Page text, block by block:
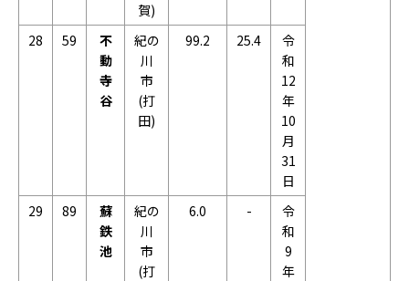
賀)
28 59
不
動
寺
谷
紀の
川
市
(打
田)
99.2 25.4
令
和
12
年
10
月
31
日
29
89
蘇
鉄
池
紀の
川
市
(打
6.0 -
令
和
9
年